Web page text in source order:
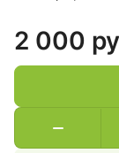
2 000